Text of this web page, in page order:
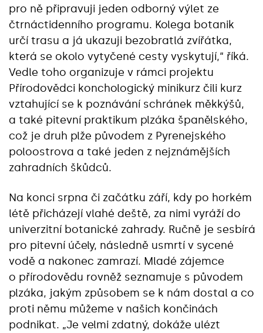
pro ně připravuji jeden odborný výlet ze
čtrnáctidenního programu. Kolega botanik
určí trasu a já ukazuji bezobratlá zvířátka,
která se okolo vytyčené cesty vyskytují,“ říká.
Vedle toho organizuje v rámci projektu
Přírodovědci konchologický minikurz čili kurz
vztahující se k poznávání schránek měkkýšů,
a také pitevní praktikum plzáka španělského,
což je druh plže původem z Pyrenejského
poloostrova a také jeden z nejznámějších
zahradních škůdců.
Na konci srpna či začátku září, kdy po horkém
létě přicházejí vlahé deště, za nimi vyráží do
univerzitní botanické zahrady. Ručně je sesbírá
pro pitevní účely, následně usmrtí v sycené
vodě a nakonec zamrazí. Mladé zájemce
o přírodovědu rovněž seznamuje s původem
plzáka, jakým způsobem se k nám dostal a co
proti němu můžeme v našich končinách
podnikat. „Je velmi zdatný, dokáže ulézt